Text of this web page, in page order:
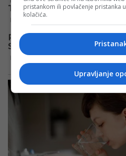
pristankom ili povlačenje pristanka
kolačića.
Upravljanje